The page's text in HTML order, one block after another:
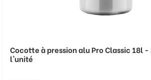
Cocotte à pression alu Pro Classic 18l -
l'unité